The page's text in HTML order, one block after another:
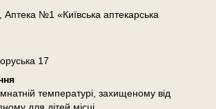
№1 «Київська аптекарська
17
температурі, захищеному від
для дітей місці